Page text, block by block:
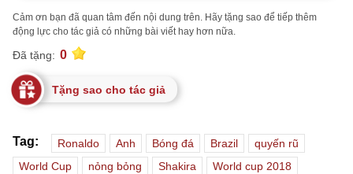
Cảm ơn bạn đã quan tâm đến nội dung trên. Hãy tặng sao để tiếp thêm
động lực cho tác giả có những bài viết hay hơn nữa.
Đã tặng: 0
Tặng sao cho tác giả
Tag: Ronaldo Anh Bóng đá Brazil
quyến rũ
World Cup
nỏng bỏng Shakira
World cup 2018